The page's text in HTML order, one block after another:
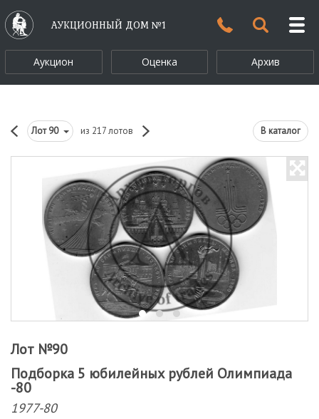
АУКЦИОННЫЙ ДОМ №1
Аукцион Оценка Архив
Лот90 из 217 лотов В каталог
Лот №90
Подборка 5 юбилейных рублей Олимпиада
-80
1977-80